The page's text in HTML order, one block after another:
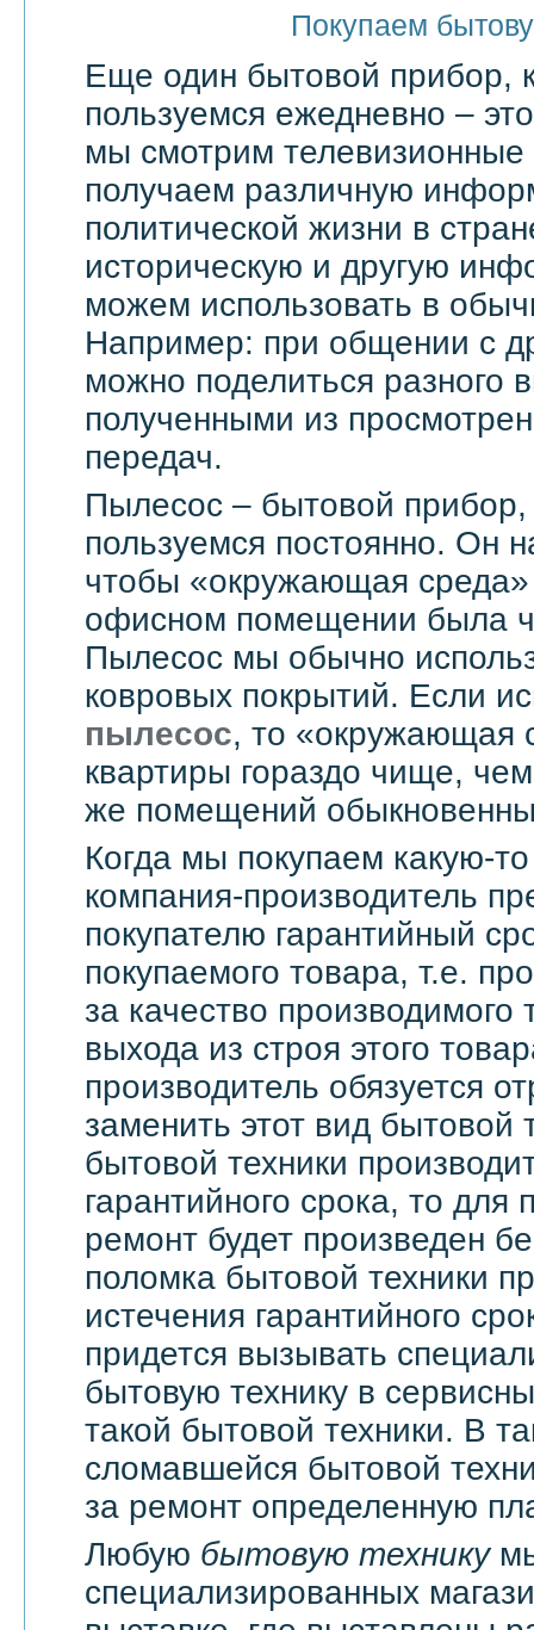
Покупаем
Еще один бытовой прибор,
пользуемся ежедневно –
мы смотрим телевизионные
получаем различную
политической жизни в
историческую и другую
можем использовать в
Например: при общении с
можно поделиться разного
полученными из
передач.
Пылесос – бытовой
пользуемся постоянно. Он
чтобы «окружающая среда»
офисном помещении была
Пылесос мы обычно
ковровых покрытий. Если
пылесос, то «окружающая
квартиры гораздо чище,
же помещений
Когда мы покупаем какую-
компания-производитель
покупателю гарантийный
покупаемого товара, т.е.
за качество производимого
выхода из строя этого
производитель обязуется
заменить этот вид бытовой
бытовой техники
гарантийного срока, то для
ремонт будет произведен
поломка бытовой техники
истечения гарантийного
придется вызывать
бытовую технику в
такой бытовой техники. В
сломавшейся бытовой
за ремонт определенную
Любую бытовую технику
специализированных